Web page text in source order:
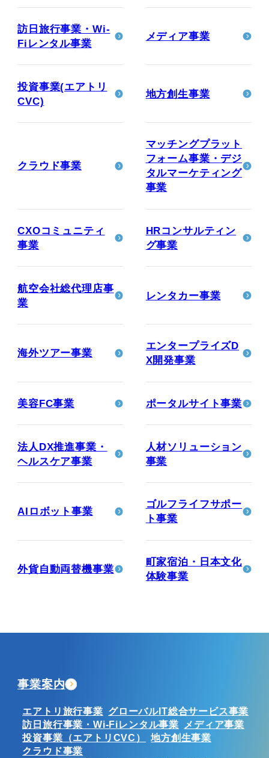
訪日旅行事業・ Wi-
Fiレンタル事業
メディア事業
投資事業(エアトリ
CVC)
地方創生事業
クラウド事業
マッチングプラット
フォーム事業・ デジ
タルマーケティング
事業
CXOコミュニティ
事業
HRコンサルティン
グ事業
航空会社総代理店事
業
レンタカー事業
海外ツアー事業
エンタープライズD
X開発事業
美容FC事業 ポータルサイト事業
法人DX推進事業・
ヘルスケア事業
人材ソリューション
事業
AIロボット事業
ゴルフライフサポー
ト事業
外貨自動両替機事業
町家宿泊・日本文化
体験事業
事業案内
エアトリ旅行事業 グローバルIT総合サービス事業
訪日旅行事業・Wi-Fiレンタル事業
メディア事業
投資事業（エアトリCVC）
地方創生事業
クラウド事業